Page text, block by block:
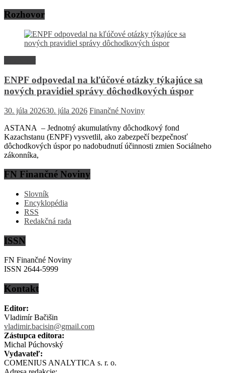
Rozhovor
ENPF odpovedal na kľúčové otázky týkajúce sa
nových pravidiel správy dôchodkových úspor
30. júla 202630. júla 2026 Finančné Noviny
ASTANA – Jednotný akumulatívny dôchodkový fond
Kazachstanu (ENPF) vysvetlil, ako zabezpečí bezpečnosť
dôchodkových úspor po nadobudnutí účinnosti zmien Sociálneho
zákonníka,
FN Finančné Noviny
Slovník
Encyklopédia
RSS
Redakčná rada
ISSN
FN Finančné Noviny
ISSN 2644-5999
Kontakt
Editor:
Vladimír Bačišin
vladimir.bacisin@gmail.com
Zástupca editora:
Michal Púchovský
Vydavateľ:
COMENIUS ANALYTICA s. r. o.